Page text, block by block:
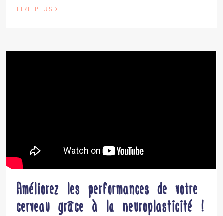
LIRE PLUS ›
Améliorez les performances de votre
cerveau grâce à la neuroplasticité !